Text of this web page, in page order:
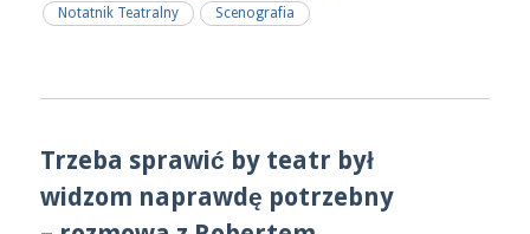
Notatnik Teatralny
Scenografia
Trzeba sprawić by teatr był
widzom naprawdę potrzebny